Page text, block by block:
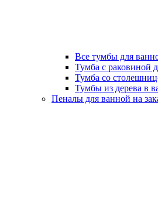
Все тумбы для
Тумба с раковиной
Тумба со
Тумбы из дерева в
Пеналы для ванной на